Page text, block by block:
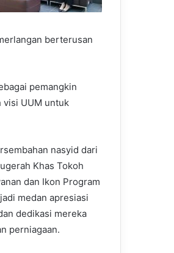
berterusan
pemangkin
visi UUM untuk
nasyid dari
Khas Tokoh
dan Ikon Program
medan apresiasi
dedikasi mereka
perniagaan.